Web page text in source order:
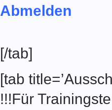
Abmelden
[/tab]
[tab
!!!Für